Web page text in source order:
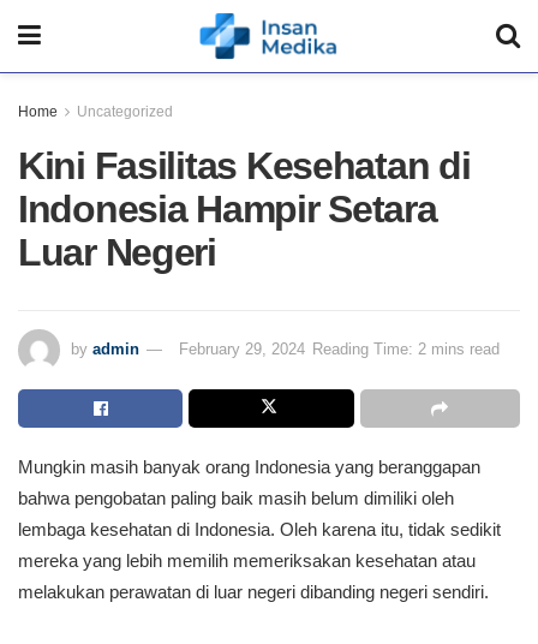
Home Uncategorized
Kini Fasilitas Kesehatan di
Indonesia Hampir Setara
Luar Negeri
by admin February 29, 2024 Reading Time: 2 mins read
Mungkin masih banyak orang Indonesia yang beranggapan
bahwa pengobatan paling baik masih belum dimiliki oleh
lembaga kesehatan di Indonesia. Oleh karena itu, tidak sedikit
mereka yang lebih memilih memeriksakan kesehatan atau
melakukan perawatan di luar negeri dibanding negeri sendiri.